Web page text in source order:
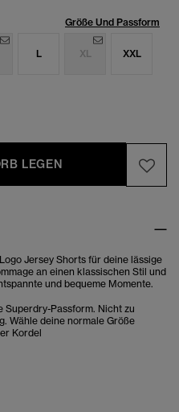
Größe Und Passform
L XL XXL
LEGEN
Jersey Shorts für deine lässige
an einen klassischen Stil und
und bequeme Momente.
Superdry-Passform. Nicht zu
Wähle deine normale Größe
Kordel